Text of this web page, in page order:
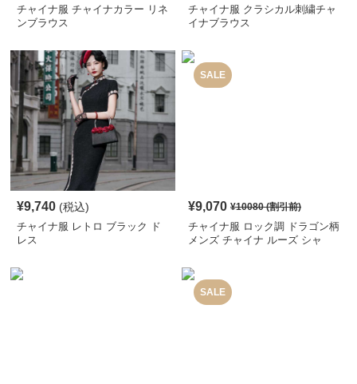
チャイナ服 チャイナカラー リネ
ンブラウス
チャイナ服 クラシカル刺繍チャ
イナブラウス
¥9,740 (税込)
チャイナ服 レトロ ブラック ド
レス
SALE
¥9,070 ¥10080(割引前)
チャイナ服 ロック調 ドラゴン柄
メンズ チャイナ ルーズ シャ
SALE